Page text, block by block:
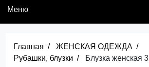
Меню
Главная
ЖЕНСКАЯ ОДЕЖДА
Рубашки, блузки
Блузка женская